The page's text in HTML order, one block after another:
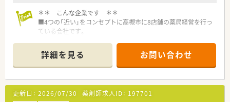
＊＊ こんな企業です ＊＊
■4つの「近い」をコンセプトに高槻市に8店舗の薬局経営を行っ
ている会社です。
と近い」
■どの薬局も距離が近く、応援や分錠などの対応がしやすい環境
がございます。
■店舗間は近いので集まりやすく、ミーティングや研修などは勤
務時間内(主に14～16時)に行い、時間外に出勤などがならないよ
うな工夫をされています。
詳細を見る お問い合わせ
更新日： 2026/07/30 薬剤師求人ID： 197701